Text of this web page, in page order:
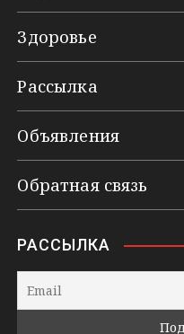
Здоровье
Рассылка
Объявления
Обратная связь
РАССЫЛКА